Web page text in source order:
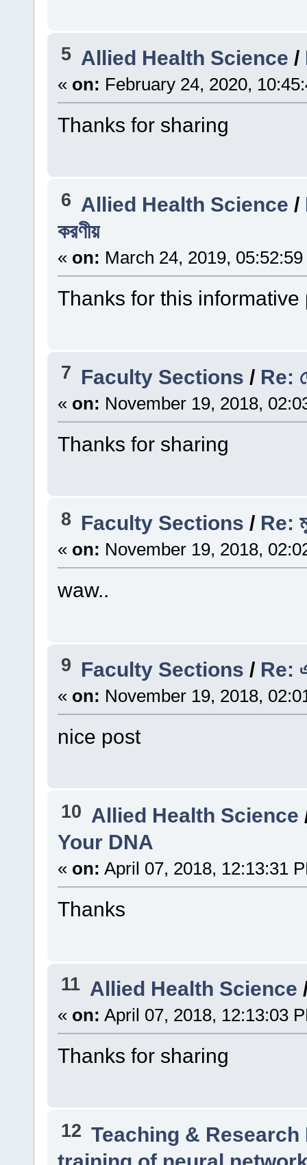
5 Allied Health Science /
« on: February 24, 2020,
Thanks for sharing
6 Allied Health Science /
করণীয়
« on: March 24, 2019,
Thanks for this informative
7 Faculty Sections / Re:
« on: November 19, 2018,
Thanks for sharing
8 Faculty Sections / Re:
« on: November 19, 2018,
waw..
9 Faculty Sections / Re:
« on: November 19, 2018,
nice post
10 Allied Health Science
Your DNA
« on: April 07, 2018, 12:13:31
Thanks
11 Allied Health Science
« on: April 07, 2018, 12:13:03
Thanks for sharing
12 Teaching &